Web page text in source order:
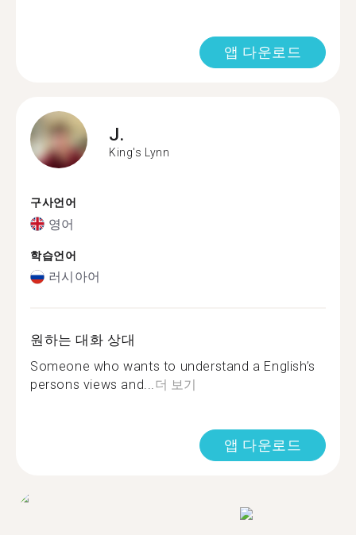
앱 다운로드
J.
King's Lynn
구사언어
영어
학습언어
러시아어
원하는 대화 상대
Someone who wants to understand a English’s
persons views and...더 보기
앱 다운로드